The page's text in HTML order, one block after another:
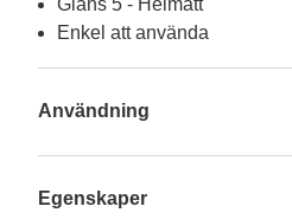
Enkel att använda
Användning
Egenskaper